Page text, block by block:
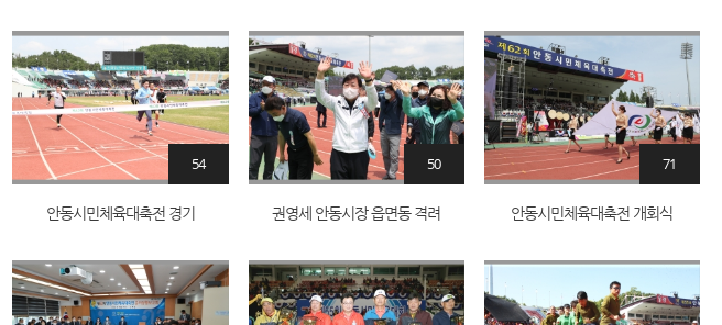
안동시민체육대축전 경기
54
권영세 안동시장 읍면동 격려
50
안동시민체육대축전 개회식
71